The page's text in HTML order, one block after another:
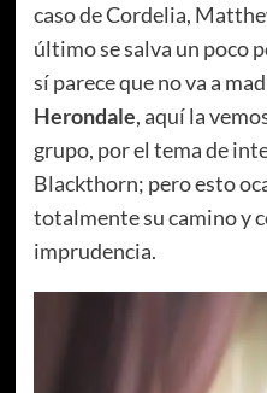
caso de Cordelia,
último se salva un poco
sí parece que no va a
Herondale, aquí la
grupo, por el tema de
Blackthorn; pero esto
totalmente su camino y
imprudencia.